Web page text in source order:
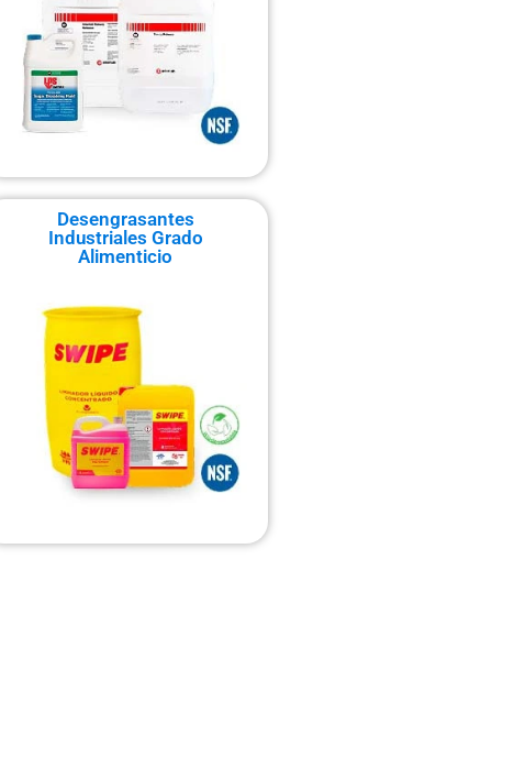
Desengrasantes
Industriales Grado
Alimenticio